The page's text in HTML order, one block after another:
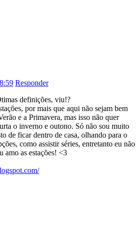
Responder
definições, viu!?
por mais que aqui não sejam bem
e a Primavera, mas isso não quer
o inverno e outono. Só não sou muito
de ficar dentro de casa, olhando para o
como assistir séries, entretanto eu não
amo as estações! <3